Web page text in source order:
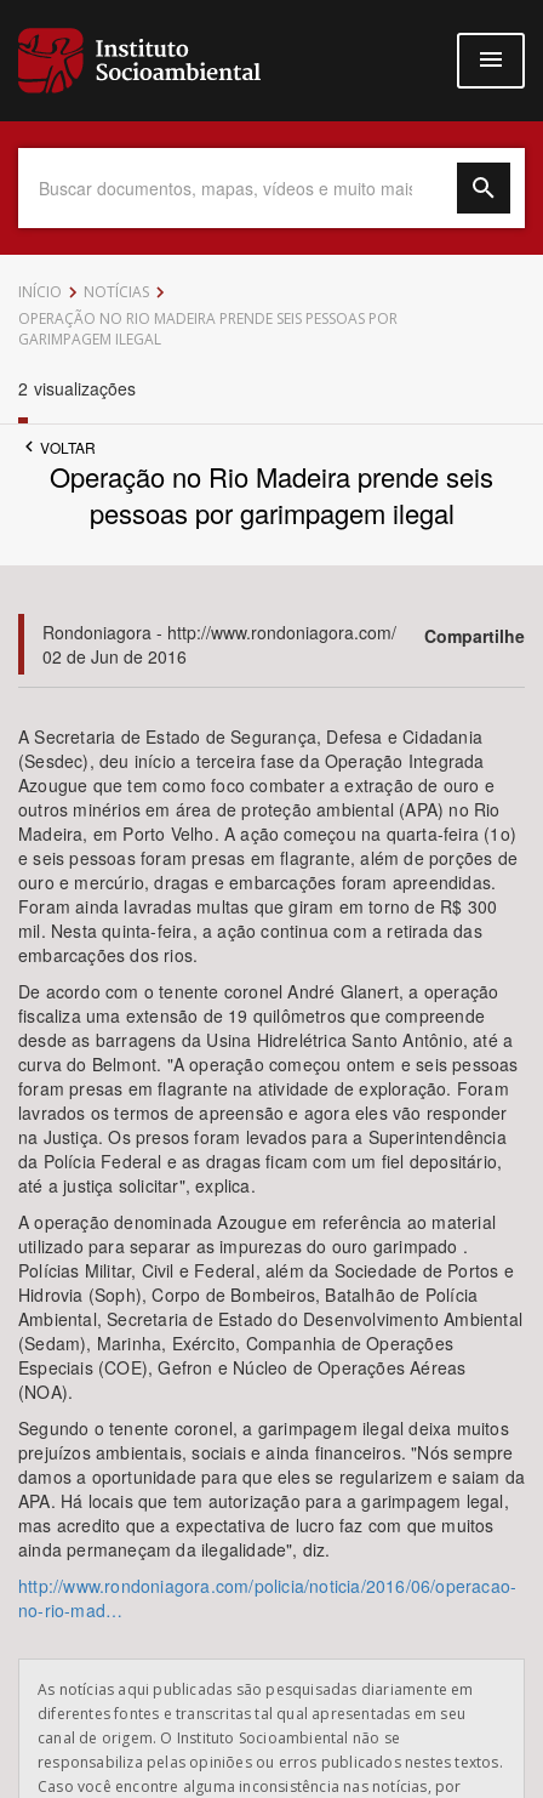
para
conteúdo
Data do Documento
Povo Indígena
Tema
Subtema
Área de Levantamento
Área Protegida
BUSCAR
INÍCIO
NOTÍCIAS
OPERAÇÃO NO RIO MADEIRA PRENDE SEIS PESSOAS POR
GARIMPAGEM ILEGAL
2 visualizações
VOLTAR
Operação no Rio Madeira prende seis
pessoas por garimpagem ilegal
Rondoniagora - http://www.rondoniagora.com/
02 de Jun de 2016
Compartilhe
A Secretaria de Estado de Segurança, Defesa e Cidadania
(Sesdec), deu início a terceira fase da Operação Integrada
Azougue que tem como foco combater a extração de ouro e
outros minérios em área de proteção ambiental (APA) no Rio
Madeira, em Porto Velho. A ação começou na quarta-feira (1o)
e seis pessoas foram presas em flagrante, além de porções de
ouro e mercúrio, dragas e embarcações foram apreendidas.
Foram ainda lavradas multas que giram em torno de R$ 300
mil. Nesta quinta-feira, a ação continua com a retirada das
embarcações dos rios.
De acordo com o tenente coronel André Glanert, a operação
fiscaliza uma extensão de 19 quilômetros que compreende
desde as barragens da Usina Hidrelétrica Santo Antônio, até a
curva do Belmont. "A operação começou ontem e seis pessoas
foram presas em flagrante na atividade de exploração. Foram
lavrados os termos de apreensão e agora eles vão responder
na Justiça. Os presos foram levados para a Superintendência
da Polícia Federal e as dragas ficam com um fiel depositário,
até a justiça solicitar", explica.
A operação denominada Azougue em referência ao material
utilizado para separar as impurezas do ouro garimpado .
Polícias Militar, Civil e Federal, além da Sociedade de Portos e
Hidrovia (Soph), Corpo de Bombeiros, Batalhão de Polícia
Ambiental, Secretaria de Estado do Desenvolvimento Ambiental
(Sedam), Marinha, Exército, Companhia de Operações
Especiais (COE), Gefron e Núcleo de Operações Aéreas
(NOA).
Segundo o tenente coronel, a garimpagem ilegal deixa muitos
prejuízos ambientais, sociais e ainda financeiros. "Nós sempre
damos a oportunidade para que eles se regularizem e saiam da
APA. Há locais que tem autorização para a garimpagem legal,
mas acredito que a expectativa de lucro faz com que muitos
ainda permaneçam da ilegalidade", diz.
http://www.rondoniagora.com/policia/noticia/2016/06/operacao-
no-rio-mad…
As notícias aqui publicadas são pesquisadas diariamente em
diferentes fontes e transcritas tal qual apresentadas em seu
canal de origem. O Instituto Socioambiental não se
responsabiliza pelas opiniões ou erros publicados nestes textos.
Caso você encontre alguma inconsistência nas notícias, por